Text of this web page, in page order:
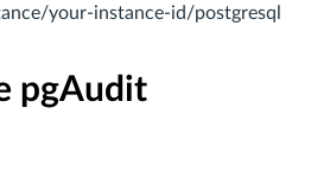
your-instance-id/postgresql
pgAudit